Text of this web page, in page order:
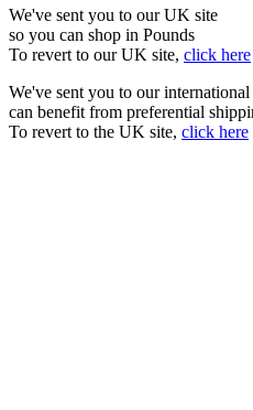
We've sent you to our UK site
so you can shop in Pounds
To revert to our UK site, click here
We've sent you to our international
can benefit from preferential
To revert to the UK site, click here